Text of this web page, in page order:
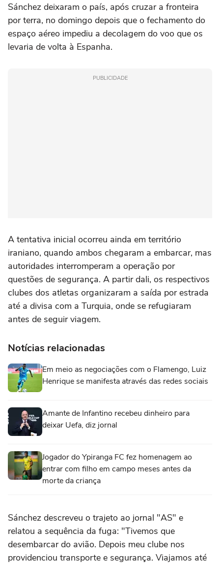
Sánchez deixaram o país, após cruzar a fronteira
por terra, no domingo depois que o fechamento do
espaço aéreo impediu a decolagem do voo que os
levaria de volta à Espanha.
PUBLICIDADE
A tentativa inicial ocorreu ainda em território
iraniano, quando ambos chegaram a embarcar, mas
autoridades interromperam a operação por
questões de segurança. A partir dali, os respectivos
clubes dos atletas organizaram a saída por estrada
até a divisa com a Turquia, onde se refugiaram
antes de seguir viagem.
Notícias relacionadas
Em meio as negociações com o Flamengo, Luiz
Henrique se manifesta através das redes sociais
Amante de Infantino recebeu dinheiro para
deixar Uefa, diz jornal
Jogador do Ypiranga FC fez homenagem ao
entrar com filho em campo meses antes da
morte da criança
Sánchez descreveu o trajeto ao jornal "AS" e
relatou a sequência da fuga: "Tivemos que
desembarcar do avião. Depois meu clube nos
providenciou transporte e segurança. Viajamos até